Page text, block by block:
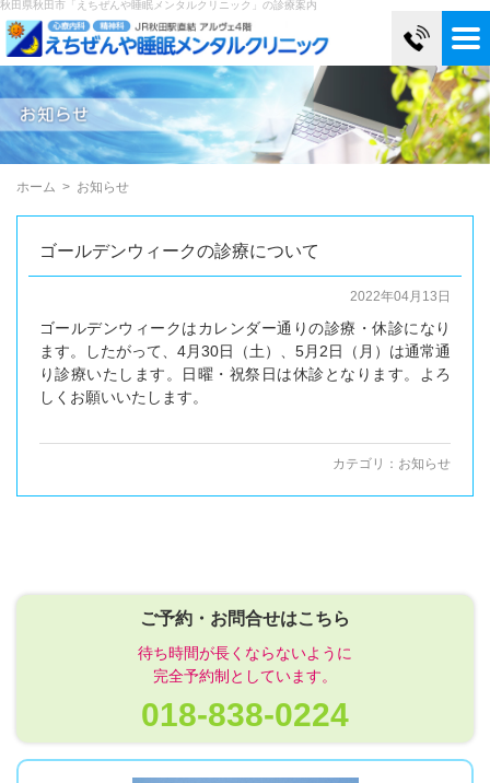
秋田県秋田市「えちぜんや睡眠メンタルクリニック」の診療案内
ホーム > お知らせ
ゴールデンウィークの診療について
2022年04月13日
ゴールデンウィークはカレンダー通りの診療・休診になり
ます。したがって、4月30日（土）、5月2日（月）は通常通
り診療いたします。日曜・祝祭日は休診となります。よろ
しくお願いいたします。
カテゴリ： お知らせ
ご予約・お問合せはこちら
待ち時間が長くならないように
完全予約制としています。
018-838-0224